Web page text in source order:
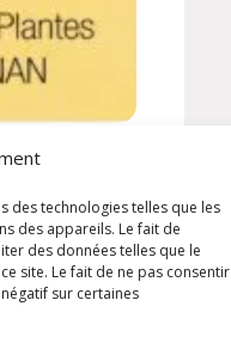
des technologies telles que les
des appareils. Le fait de
des données telles que le
site. Le fait de ne pas consentir
sur certaines